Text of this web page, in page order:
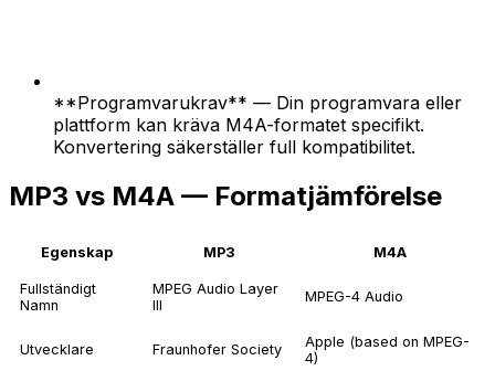
**Programvarukrav** — Din programvara eller
plattform kan kräva M4A-formatet specifikt.
Konvertering säkerställer full kompatibilitet.
MP3 vs M4A — Formatjämförelse
Egenskap MP3 M4A
Fullständigt
Namn
MPEG Audio Layer
III
MPEG-4 Audio
Utvecklare Fraunhofer Society
Apple (based on MPEG-
4)